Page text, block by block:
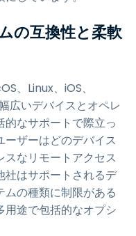
の互換性と柔軟
、Linux、iOS、
いデバイスとオペレ
なサポートで際立っ
ザーはどのデバイス
なリモートアクセス
社はサポートされるデ
の種類に制限がある
途で包括的なオプシ